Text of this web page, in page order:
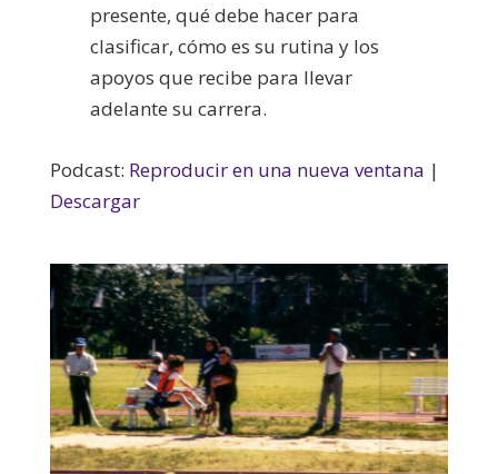
presente, qué debe hacer para
clasificar, cómo es su rutina y los
apoyos que recibe para llevar
adelante su carrera.
Podcast: Reproducir en una nueva ventana |
Descargar